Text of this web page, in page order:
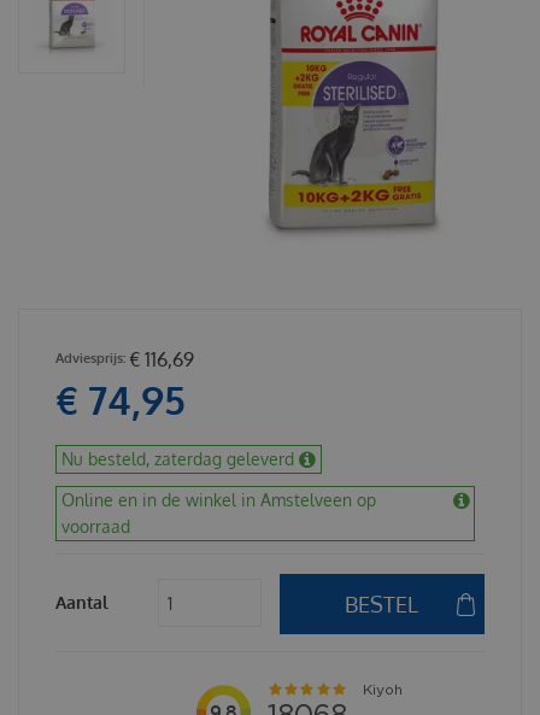
€ 116,69
€ 74,95
Nu besteld, zaterdag geleverd
Online en in de winkel in Amstelveen op
voorraad
Aantal